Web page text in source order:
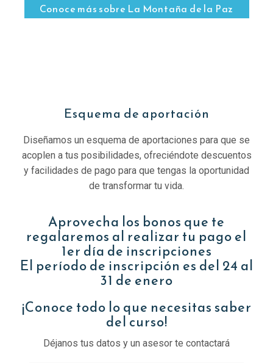
Conoce más sobre La Montaña de la Paz
Esquema de aportación
Diseñamos un esquema de aportaciones para que se
acoplen a tus posibilidades, ofreciéndote descuentos
y facilidades de pago para que tengas la oportunidad
Aprovecha los bonos que te
regalaremos al realizar tu pago el
1er día de inscripciones
El período de inscripción es del 24 al
31 de enero
¡Conoce todo lo que necesitas saber
del curso!